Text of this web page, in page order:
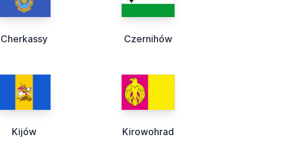
Cherkassy Czernihów
Kijów Kirowohrad